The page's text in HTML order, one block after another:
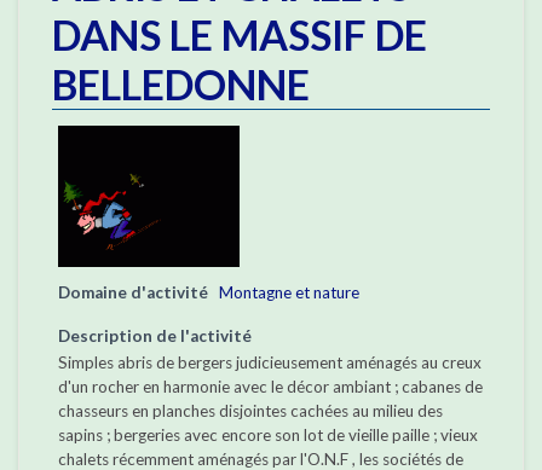
DANS LE MASSIF DE
BELLEDONNE
Domaine d'activité Montagne et nature
Description de l'activité
Simples abris de bergers judicieusement aménagés au creux
d'un rocher en harmonie avec le décor ambiant ; cabanes de
chasseurs en planches disjointes cachées au milieu des
sapins ; bergeries avec encore son lot de vieille paille ; vieux
chalets récemment aménagés par l'O.N.F , les sociétés de